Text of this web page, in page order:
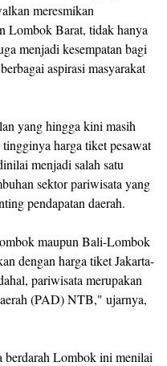
meresmikan
Lombok Barat, tidak hanya
menjadi kesempatan bagi
aspirasi masyarakat
yang hingga kini masih
harga tiket pesawat
menjadi salah satu
sektor pariwisata yang
pendapatan daerah.
maupun Bali-Lombok
dengan harga tiket Jakarta-
pariwisata merupakan
(PAD) NTB," ujarnya,
berdarah Lombok ini menilai